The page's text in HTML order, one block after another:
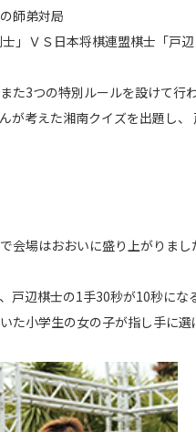
師弟対局
」ＶＳ日本将棋連盟棋士「戸辺
た3つの特別ルールを設けて行わ
が考えた湘南クイズを出題し
会場はおおいに盛り上がりまし
戸辺棋士の1手30秒が10秒にな
た小学生の女の子が指し手に選